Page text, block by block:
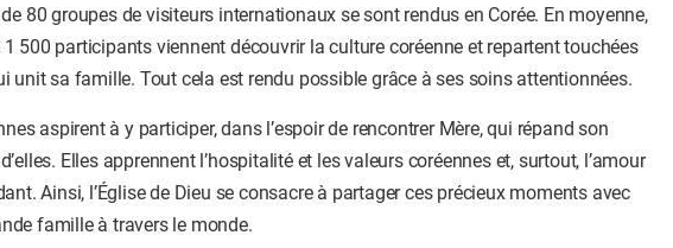
80 groupes de visiteurs internationaux se sont rendus en Corée. En moyenne,
500 participants viennent découvrir la culture coréenne et repartent touchées
unit sa famille. Tout cela est rendu possible grâce à ses soins attentionnées.
aspirent à y participer, dans l’espoir de rencontrer Mère, qui répand son
Elles apprennent l’hospitalité et les valeurs coréennes et, surtout, l’amour
Ainsi, l’Église de Dieu se consacre à partager ces précieux moments avec
famille à travers le monde.